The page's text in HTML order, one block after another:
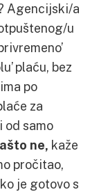
Agencijski/a
u
plaću, bez
po
za
od samo
ne, kaže
pročitao,
je gotovo s